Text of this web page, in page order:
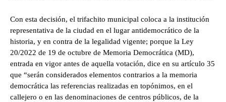
Con esta decisión, el trifachito municipal coloca a la institución
representativa de la ciudad en el lugar antidemocrático de la
historia, y en contra de la legalidad vigente; porque la Ley
20/2022 de 19 de octubre de Memoria Democrática (MD),
entrada en vigor antes de aquella votación, dice en su artículo 35
que “serán considerados elementos contrarios a la memoria
democrática las referencias realizadas en topónimos, en el
callejero o en las denominaciones de centros públicos, de la